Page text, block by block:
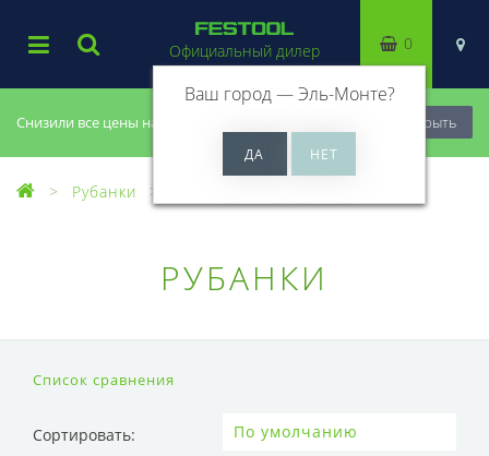
Снизили все цены на 20%, успей купить! Закрыть
Официальный дилер
Ваш город —Эль-Монте?
0
Рубанки
РУБАНКИ
Список сравнения
Сортировать: